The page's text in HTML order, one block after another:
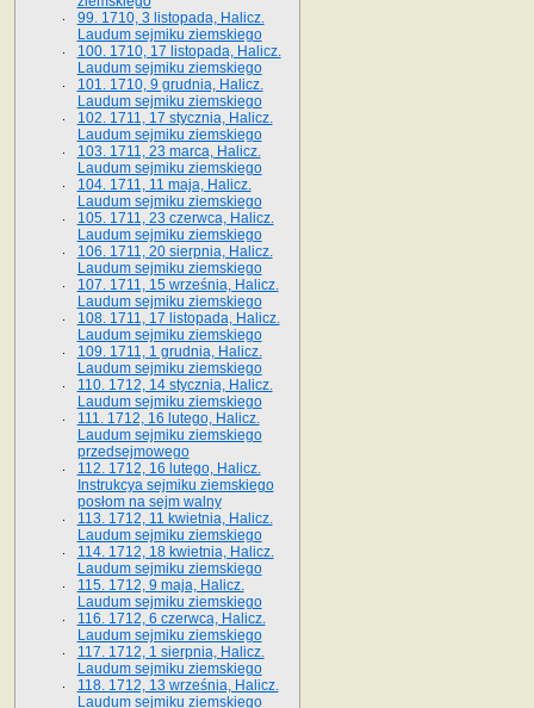
99. 1710, 3 listopada, Halicz.
Laudum sejmiku ziemskiego
100. 1710, 17 listopada, Halicz.
Laudum sejmiku ziemskiego
101. 1710, 9 grudnia, Halicz.
Laudum sejmiku ziemskiego
102. 1711, 17 stycznia, Halicz.
Laudum sejmiku ziemskiego
103. 1711, 23 marca, Halicz.
Laudum sejmiku ziemskiego
104. 1711, 11 maja, Halicz.
Laudum sejmiku ziemskiego
105. 1711, 23 czerwca, Halicz.
Laudum sejmiku ziemskiego
106. 1711, 20 sierpnia, Halicz.
Laudum sejmiku ziemskiego
107. 1711, 15 września, Halicz.
Laudum sejmiku ziemskiego
108. 1711, 17 listopada, Halicz.
Laudum sejmiku ziemskiego
109. 1711, 1 grudnia, Halicz.
Laudum sejmiku ziemskiego
110. 1712, 14 stycznia, Halicz.
Laudum sejmiku ziemskiego
111. 1712, 16 lutego, Halicz.
Laudum sejmiku ziemskiego
przedsejmowego
112. 1712, 16 lutego, Halicz.
Instrukcya sejmiku ziemskiego
posłom na sejm walny
113. 1712, 11 kwietnia, Halicz.
Laudum sejmiku ziemskiego
114. 1712, 18 kwietnia, Halicz.
Laudum sejmiku ziemskiego
115. 1712, 9 maja, Halicz.
Laudum sejmiku ziemskiego
116. 1712, 6 czerwca, Halicz.
Laudum sejmiku ziemskiego
117. 1712, 1 sierpnia, Halicz.
Laudum sejmiku ziemskiego
118. 1712, 13 września, Halicz.
Laudum sejmiku ziemskiego